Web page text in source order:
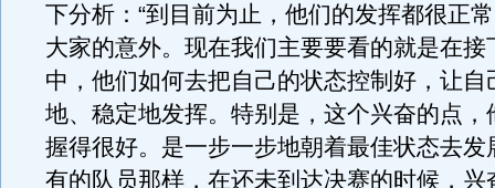
下分析：“到目前为止，他们的发挥都很正
大家的意外。现在我们主要要看的就是在接
中，他们如何去把自己的状态控制好，让自
地、稳定地发挥。特别是，这个兴奋的点，
握得很好。是一步一步地朝着最佳状态去发
有的队员那样，在还未到达决赛的时候，兴